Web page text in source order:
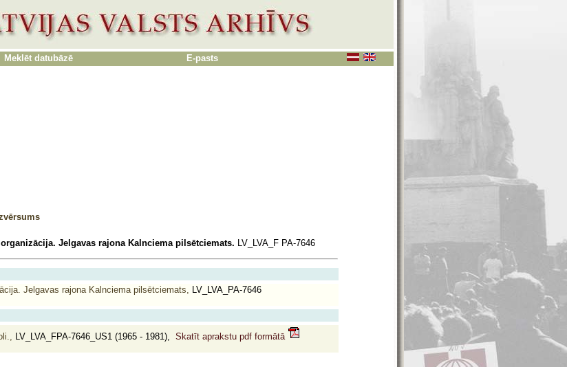
Meklēt datubāzē E-pasts
Jelgavas rajona Kalnciema pilsētciemats. LV_LVA_F PA-7646
Jelgavas rajona Kalnciema pilsētciemats, LV_LVA_PA-7646
LV_LVA_FPA-7646_US1 (1965 - 1981), Skatīt aprakstu pdf formātā